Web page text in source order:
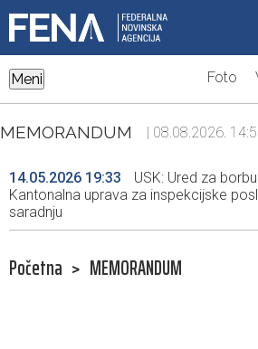
Meni Foto
MEMORANDUM | 08.08.2026.
14.05.2026 19:33
USK: Ured za
Kantonalna uprava za inspekcijske
saradnju
Početna > MEMORANDUM